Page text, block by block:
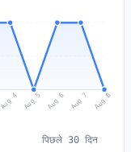
Aug 4 Aug 5 Aug 6 Aug 7 Aug 8
पिछले 30 दिन